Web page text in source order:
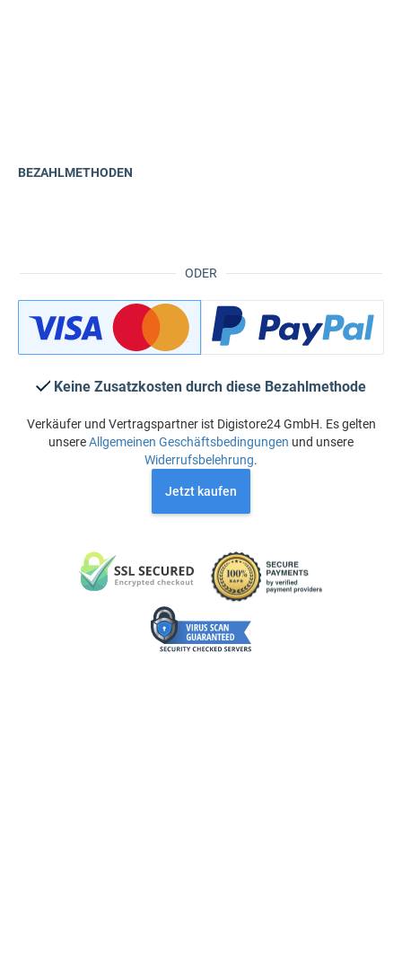
ODER
BEZAHLMETHODEN
Keine Zusatzkosten durch diese Bezahlmethode
Verkäufer und Vertragspartner ist Digistore24 GmbH. Es gelten
unsereAllgemeinen Geschäftsbedingungen und unsere
Widerrufsbelehrung.
Jetzt kaufen